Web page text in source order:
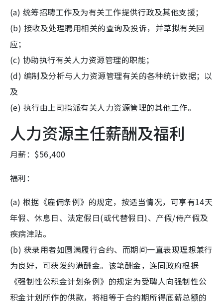
(a) 统筹招聘工作及为有关工作提供行政及其他支援；
(b) 接收及处理聘用相关的查询及投诉，并草拟有关回
应；
(c) 协助执行有关人力资源管理的职能；
(d) 编制及分析与人力资源管理有关的各种统计数据；以
及
(e) 执行由上司指派有关人力资源管理的其他工作。
人力资源主任薪酬及福利
月薪：$56,400
福利：
(a) 根据《雇佣条例》的规定，按适当情况，可享有14天
年假、休息日、法定假日(或代替假日)、产假/侍产假及
疾病津贴。
(b) 获录用者如圆满履行合约、而期间一直表现理想兼行
为良好，可获发约满酬金。该笔酬金，连同政府根据
《强制性公积金计划条例》的规定为受聘人向强制性公
积金计划所作的供款，将相等于合约期所得底薪总额的